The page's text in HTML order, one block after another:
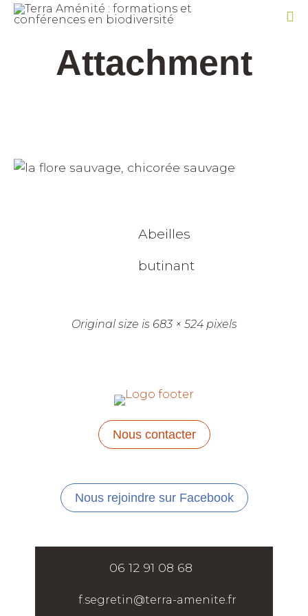
Attachment
Abeilles
butinant
Original size is 683 × 524pixels
Nous contacter
Nous rejoindre sur Facebook
06 12 91 08 68
f.segretin@terra-amenite.fr